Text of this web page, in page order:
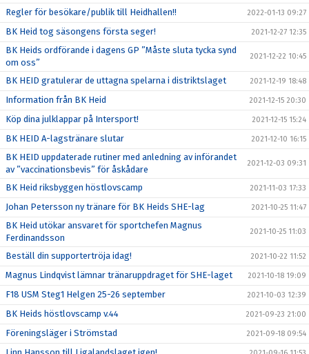
Regler för besökare/publik till Heidhallen!! 2022-01-13 09:27
BK Heid tog säsongens första seger! 2021-12-27 12:35
BK Heids ordförande i dagens GP ”Måste sluta tycka synd
om oss”
2021-12-22 10:45
BK HEID gratulerar de uttagna spelarna i distriktslaget 2021-12-19 18:48
Information från BK Heid 2021-12-15 20:30
Köp dina julklappar på Intersport! 2021-12-15 15:24
BK HEID A-lagstränare slutar 2021-12-10 16:15
BK HEID uppdaterade rutiner med anledning av införandet
av ”vaccinationsbevis” för åskådare
2021-12-03 09:31
BK Heid riksbyggen höstlovscamp 2021-11-03 17:33
Johan Petersson ny tränare för BK Heids SHE-lag 2021-10-25 11:47
BK Heid utökar ansvaret för sportchefen Magnus
Ferdinandsson
2021-10-25 11:03
Beställ din supportertröja idag! 2021-10-22 11:52
Magnus Lindqvist lämnar tränaruppdraget för SHE-laget 2021-10-18 19:09
F18 USM Steg1 Helgen 25-26 september 2021-10-03 12:39
BK Heids höstlovscamp v.44 2021-09-23 21:00
Föreningsläger i Strömstad 2021-09-18 09:54